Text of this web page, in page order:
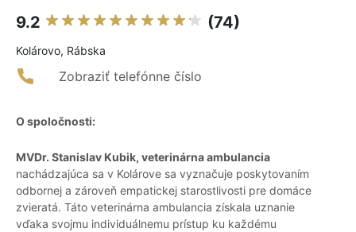
9.2 (74)
Kolárovo, Rábska
Zobraziť telefónne číslo
O spoločnosti:
MVDr. Stanislav Kubik, veterinárna ambulancia
nachádzajúca sa v Kolárove sa vyznačuje poskytovaním
odbornej a zároveň empatickej starostlivosti pre domáce
zvieratá. Táto veterinárna ambulancia získala uznanie
vďaka svojmu individuálnemu prístup ku každému